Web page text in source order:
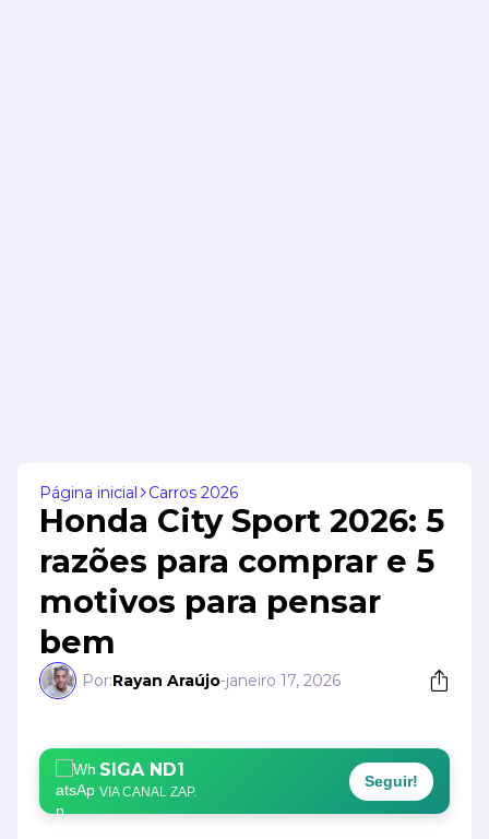
Página inicial Carros 2026
Honda City Sport 2026: 5
razões para comprar e 5
motivos para pensar
bem
Por:Rayan Araújo-janeiro 17, 2026
SIGA ND1
VIA CANAL ZAP.
Seguir!